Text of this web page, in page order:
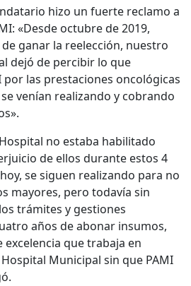
hizo un fuerte reclamo a
«Desde octubre de 2019,
ganar la reelección, nuestro
dejó de percibir lo que
las prestaciones oncológicas
venían realizando y cobrando
no estaba habilitado
de ellos durante estos 4
se siguen realizando para no
mayores, pero todavía sin
trámites y gestiones
años de abonar insumos,
que trabaja en
Municipal sin que PAMI